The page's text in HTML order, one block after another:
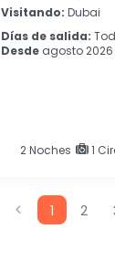
Visitando: Dubai
Días de salida:
Desde agosto 2026
2Noches 1
1 2